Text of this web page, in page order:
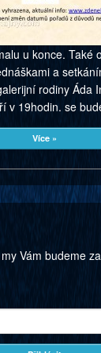
u konce. Také
a
rodiny Áda
v 19hodin. se
Více »
Vám budeme